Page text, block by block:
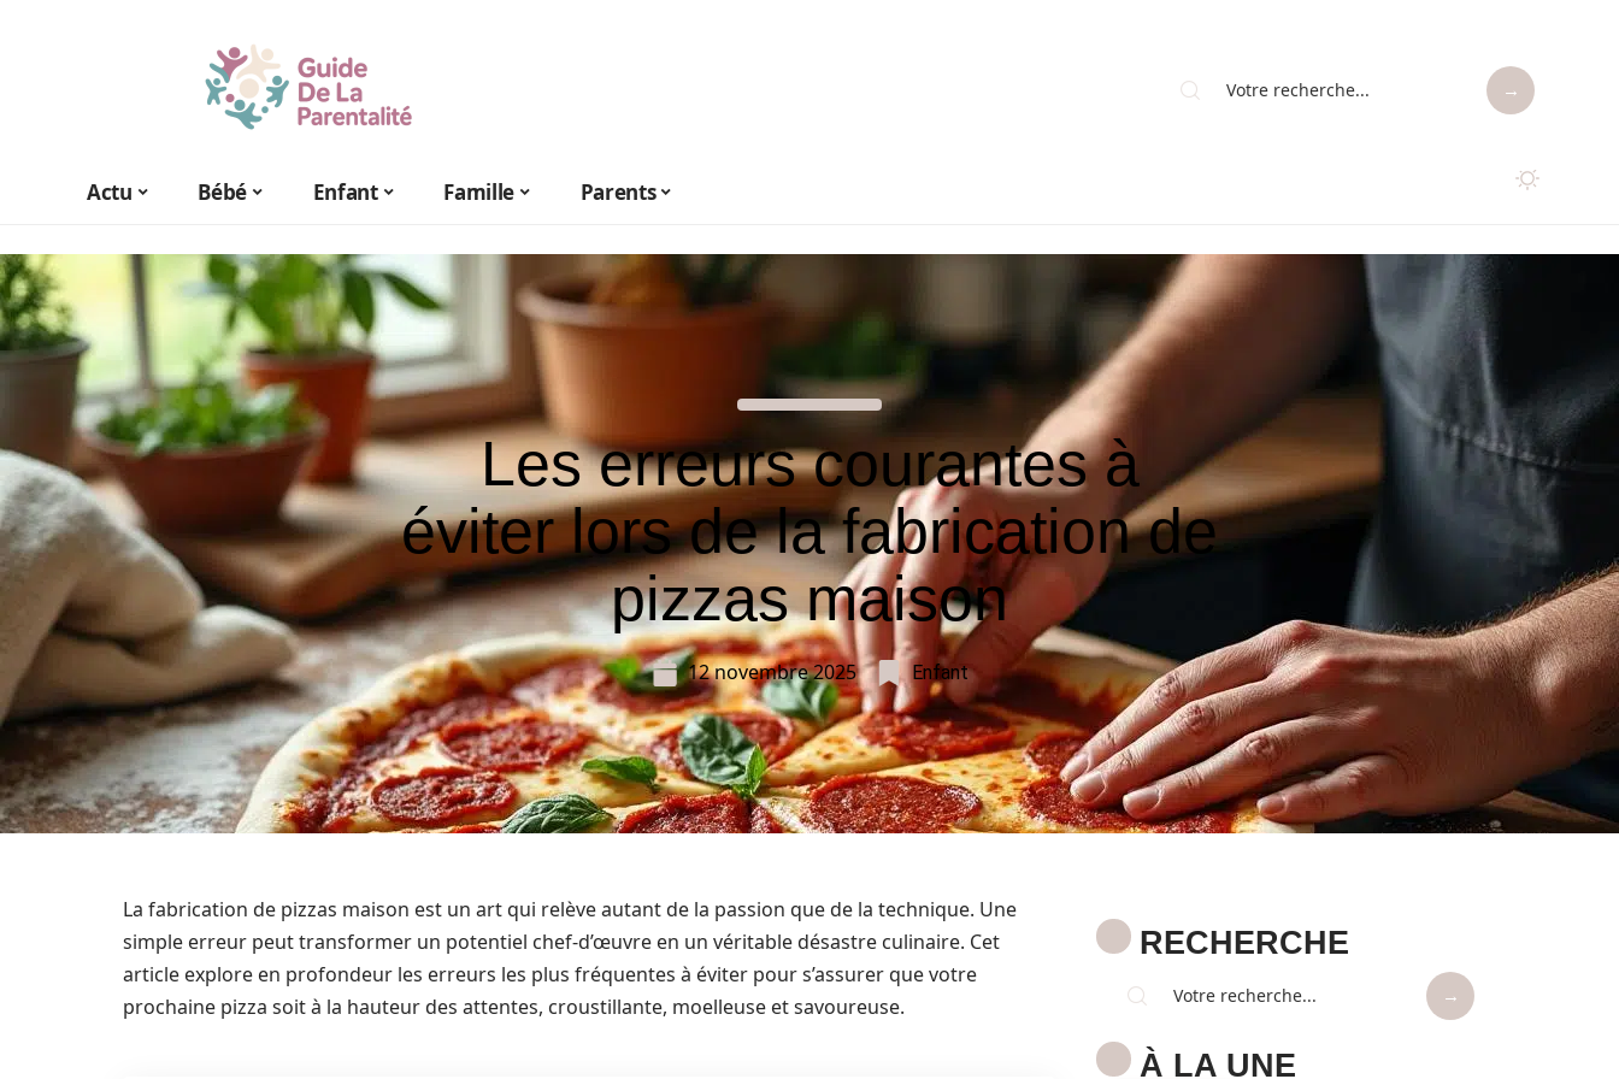
Actu Bébé Enfant Famille Parents
Les erreurs courantes à
éviter lors de la fabrication de
pizzas maison
12 novembre 2025 Enfant
La fabrication de pizzas maison est un art qui relève autant de la passion que de la technique. Une
simple erreur peut transformer un potentiel chef-d’œuvre en un véritable désastre culinaire. Cet
article explore en profondeur les erreurs les plus fréquentes à éviter pour s’assurer que votre
prochaine pizza soit à la hauteur des attentes, croustillante, moelleuse et savoureuse.
RECHERCHE
À LA UNE